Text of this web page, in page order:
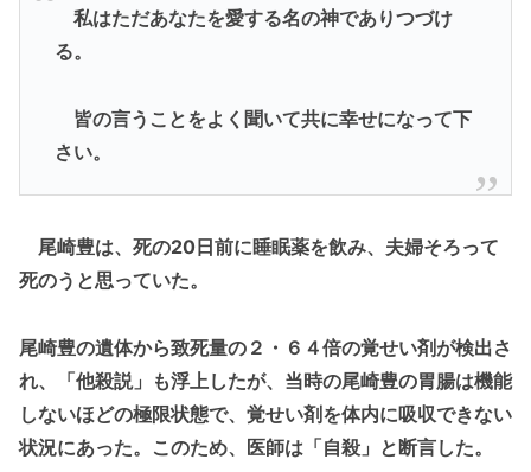
私はただあなたを愛する名の神でありつづけ
る。
皆の言うことをよく聞いて共に幸せになって下
さい。
尾崎豊は、死の20日前に睡眠薬を飲み、夫婦そろって
死のうと思っていた。
尾崎豊の遺体から致死量の２・６４倍の覚せい剤が検出さ
れ、「他殺説」も浮上したが、当時の尾崎豊の胃腸は機能
しないほどの極限状態で、覚せい剤を体内に吸収できない
状況にあった。このため、医師は「自殺」と断言した。